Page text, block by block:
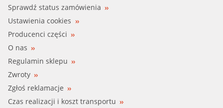
Sprawdź status zamówienia
Ustawienia cookies
Producenci części
O nas
Regulamin sklepu
Zwroty
Zgłoś reklamacje
Czas realizacji i koszt transportu